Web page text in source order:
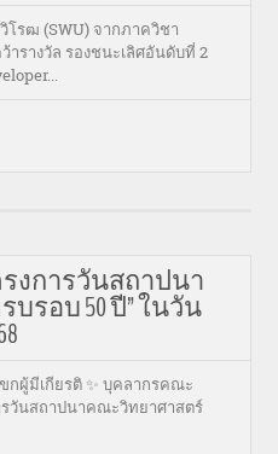
รฒ (SWU) จากภาควิชา
รางวัล รองชนะเลิศอันดับที่ 2
งการวันสถาปนา
รอบ 50 ปี” ในวัน
ผู้มีเกียรติ ✨ บุคลากรคณะ
รวันสถาปนาคณะวิทยาศาสตร์